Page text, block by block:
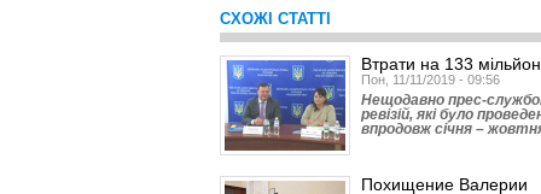
СХОЖІ СТАТТІ
Втрати на 133
Пон, 11/11/2019 - 09:56
Нещодавно прес-
ревізій, які було
впродовж січня –
Похищение Валерии